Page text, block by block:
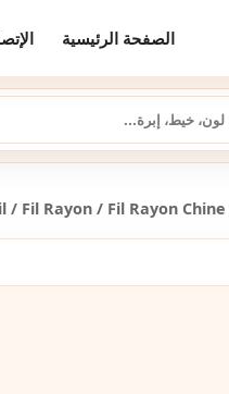
الصفحة الرئيسية
/ Fil Rayon / Fil Rayon Chine